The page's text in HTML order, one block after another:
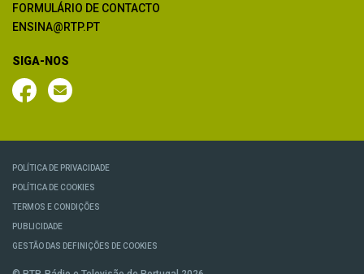
FORMULÁRIO DE CONTACTO
ENSINA@RTP.PT
SIGA-NOS
POLÍTICA DE PRIVACIDADE
POLÍTICA DE COOKIES
TERMOS E CONDIÇÕES
PUBLICIDADE
GESTÃO DAS DEFINIÇÕES DE COOKIES